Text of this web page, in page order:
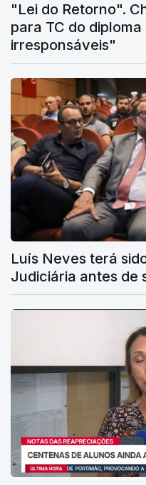
"Lei do Retorno".
para TC do
irresponsáveis"
Luís Neves terá
Judiciária antes de